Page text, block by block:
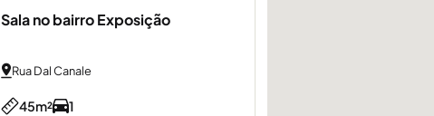
Sala no bairro Exposição
Rua Dal Canale
45m² 1